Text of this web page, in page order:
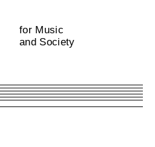
for Music
and Society